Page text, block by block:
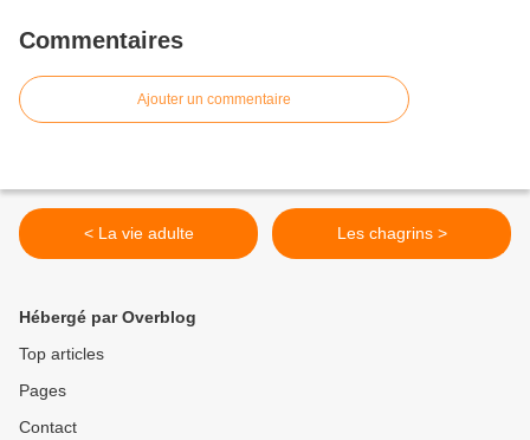
Commentaires
Ajouter un commentaire
< La vie adulte Les chagrins >
Hébergé par Overblog
Top articles
Pages
Contact